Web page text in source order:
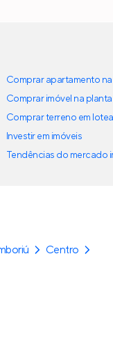
Comprar apartamento
Comprar imóvel na planta
Comprar terreno em
Investir em imóveis
Tendências do mercado
Centro